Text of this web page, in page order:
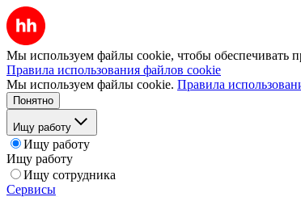
Мы используем файлы cookie, чтобы обеспечивать
Правила использования файлов cookie
Мы используем файлы cookie. Правила
Понятно
Ищу работу
Ищу работу
Ищу работу
Ищу сотрудника
Сервисы